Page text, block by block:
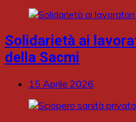
Solidarietà ai
della Sacmi
15 Aprile 2026